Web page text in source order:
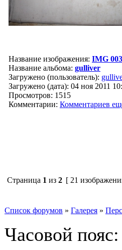
Название изображения: IMG
Название альбома: gulliver
Загружено (пользователь):
Загружено (дата): 04 ноя 2011
Просмотров: 1515
Комментарии: Комментариев
Страница 1 из 2 [ 21
Список форумов » Галерея »
Часовой